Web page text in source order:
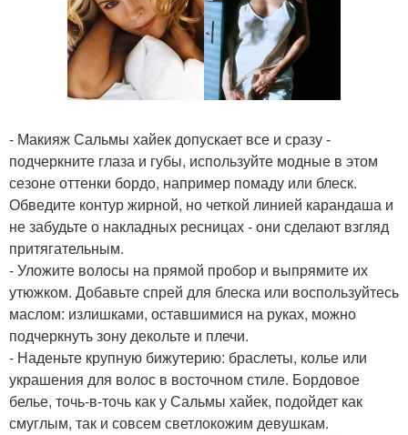
- Макияж Сальмы хайек допускает все и сразу -
подчеркните глаза и губы, используйте модные в этом
сезоне оттенки бордо, например помаду или блеск.
Обведите контур жирной, но четкой линией карандаша и
не забудьте о накладных ресницах - они сделают взгляд
притягательным.
- Уложите волосы на прямой пробор и выпрямите их
утюжком. Добавьте спрей для блеска или воспользуйтесь
маслом: излишками, оставшимися на руках, можно
подчеркнуть зону декольте и плечи.
- Наденьте крупную бижутерию: браслеты, колье или
украшения для волос в восточном стиле. Бордовое
белье, точь-в-точь как у Сальмы хайек, подойдет как
смуглым, так и совсем светлокожим девушкам.